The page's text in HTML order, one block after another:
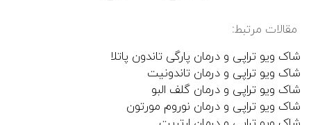
مقالات مرتبط:
شاک ویو تراپی و درمان پارگی تاندون پاتلا
شاک ویو تراپی و درمان تاندونیت
شاک ویو تراپی و درمان گلف البو
شاک ویو تراپی و درمان نوروم مورتون
شاک ویو تراپی و درمان ارتریت